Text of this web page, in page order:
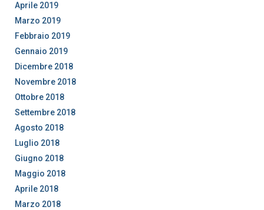
Aprile 2019
Marzo 2019
Febbraio 2019
Gennaio 2019
Dicembre 2018
Novembre 2018
Ottobre 2018
Settembre 2018
Agosto 2018
Luglio 2018
Giugno 2018
Maggio 2018
Aprile 2018
Marzo 2018